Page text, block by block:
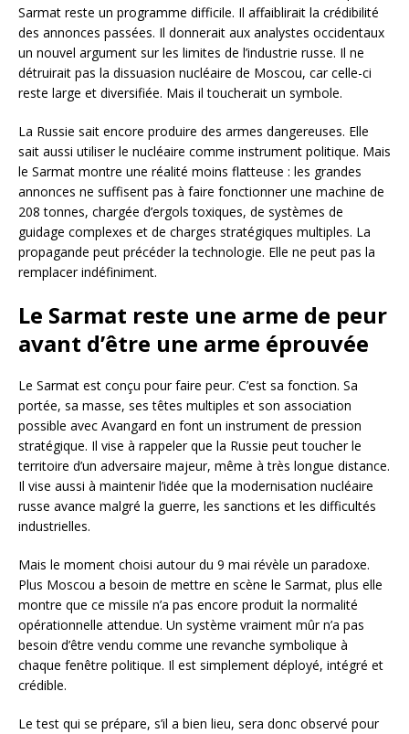
Sarmat reste un programme difficile. Il affaiblirait la crédibilité
des annonces passées. Il donnerait aux analystes occidentaux
un nouvel argument sur les limites de l’industrie russe. Il ne
détruirait pas la dissuasion nucléaire de Moscou, car celle-ci
reste large et diversifiée. Mais il toucherait un symbole.
La Russie sait encore produire des armes dangereuses. Elle
sait aussi utiliser le nucléaire comme instrument politique. Mais
le Sarmat montre une réalité moins flatteuse : les grandes
annonces ne suffisent pas à faire fonctionner une machine de
208 tonnes, chargée d’ergols toxiques, de systèmes de
guidage complexes et de charges stratégiques multiples. La
propagande peut précéder la technologie. Elle ne peut pas la
remplacer indéfiniment.
Le Sarmat reste une arme de peur
avant d’être une arme éprouvée
Le Sarmat est conçu pour faire peur. C’est sa fonction. Sa
portée, sa masse, ses têtes multiples et son association
possible avec Avangard en font un instrument de pression
stratégique. Il vise à rappeler que la Russie peut toucher le
territoire d’un adversaire majeur, même à très longue distance.
Il vise aussi à maintenir l’idée que la modernisation nucléaire
russe avance malgré la guerre, les sanctions et les difficultés
industrielles.
Mais le moment choisi autour du 9 mai révèle un paradoxe.
Plus Moscou a besoin de mettre en scène le Sarmat, plus elle
montre que ce missile n’a pas encore produit la normalité
opérationnelle attendue. Un système vraiment mûr n’a pas
besoin d’être vendu comme une revanche symbolique à
chaque fenêtre politique. Il est simplement déployé, intégré et
crédible.
Le test qui se prépare, s’il a bien lieu, sera donc observé pour